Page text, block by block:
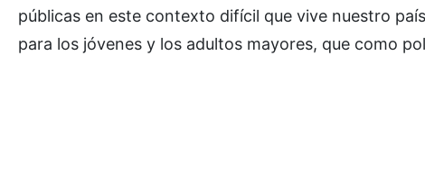
públicas en este contexto difícil que vive nuestro
para los jóvenes y los adultos mayores, que como